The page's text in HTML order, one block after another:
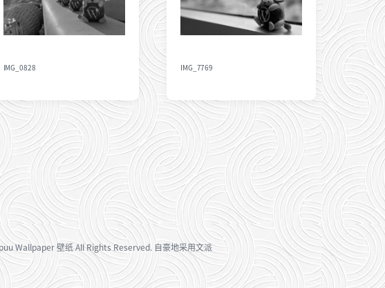
IMG_0828 IMG_7769
Wallpaper 壁纸All Rights Reserved. 自豪地采用文派